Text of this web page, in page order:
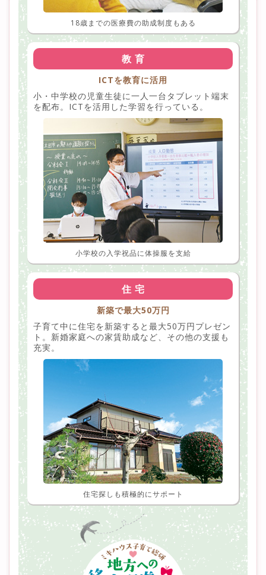
18歳までの医療費の助成制度もある
教 育
ICTを教育に活用
小・中学校の児童生徒に一人一台タブレット端末
を配布。ICTを活用した学習を行っている。
小学校の入学祝品に体操服を支給
住 宅
新築で最大50万円
子育て中に住宅を新築すると最大50万円プレゼン
ト。新婚家庭への家賃助成など、その他の支援も
充実。
住宅探しも積極的にサポート